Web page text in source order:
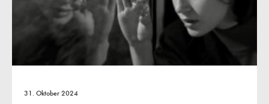
31. Oktober 2024